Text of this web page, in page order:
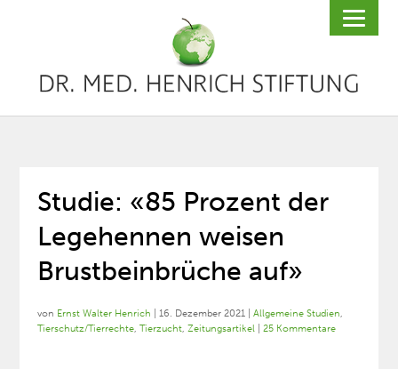
Studie: «85 Prozent der
Legehennen weisen
Brustbeinbrüche auf»
von Ernst Walter Henrich |16. Dezember 2021 |Allgemeine Studien,
Tierschutz/Tierrechte,Tierzucht,Zeitungsartikel |25 Kommentare